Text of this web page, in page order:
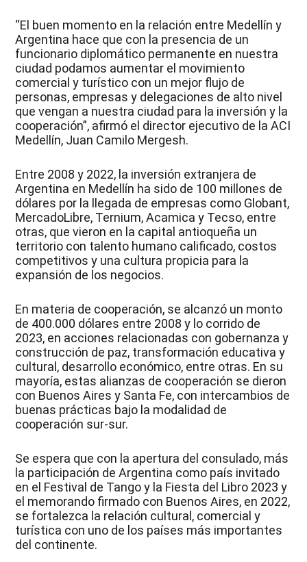
“El buen momento en la relación entre Medellín y
Argentina hace que con la presencia de un
funcionario diplomático permanente en nuestra
ciudad podamos aumentar el movimiento
comercial y turístico con un mejor flujo de
personas, empresas y delegaciones de alto nivel
que vengan a nuestra ciudad para la inversión y la
cooperación”, afirmó el director ejecutivo de la ACI
Medellín, Juan Camilo Mergesh.
Entre 2008 y 2022, la inversión extranjera de
Argentina en Medellín ha sido de 100 millones de
dólares por la llegada de empresas como Globant,
MercadoLibre, Ternium, Acamica y Tecso, entre
otras, que vieron en la capital antioqueña un
territorio con talento humano calificado, costos
competitivos y una cultura propicia para la
expansión de los negocios.
En materia de cooperación, se alcanzó un monto
de 400.000 dólares entre 2008 y lo corrido de
2023, en acciones relacionadas con gobernanza y
construcción de paz, transformación educativa y
cultural, desarrollo económico, entre otras. En su
mayoría, estas alianzas de cooperación se dieron
con Buenos Aires y Santa Fe, con intercambios de
buenas prácticas bajo la modalidad de
cooperación sur-sur.
Se espera que con la apertura del consulado, más
la participación de Argentina como país invitado
en el Festival de Tango y la Fiesta del Libro 2023 y
el memorando firmado con Buenos Aires, en 2022,
se fortalezca la relación cultural, comercial y
turística con uno de los países más importantes
del continente.